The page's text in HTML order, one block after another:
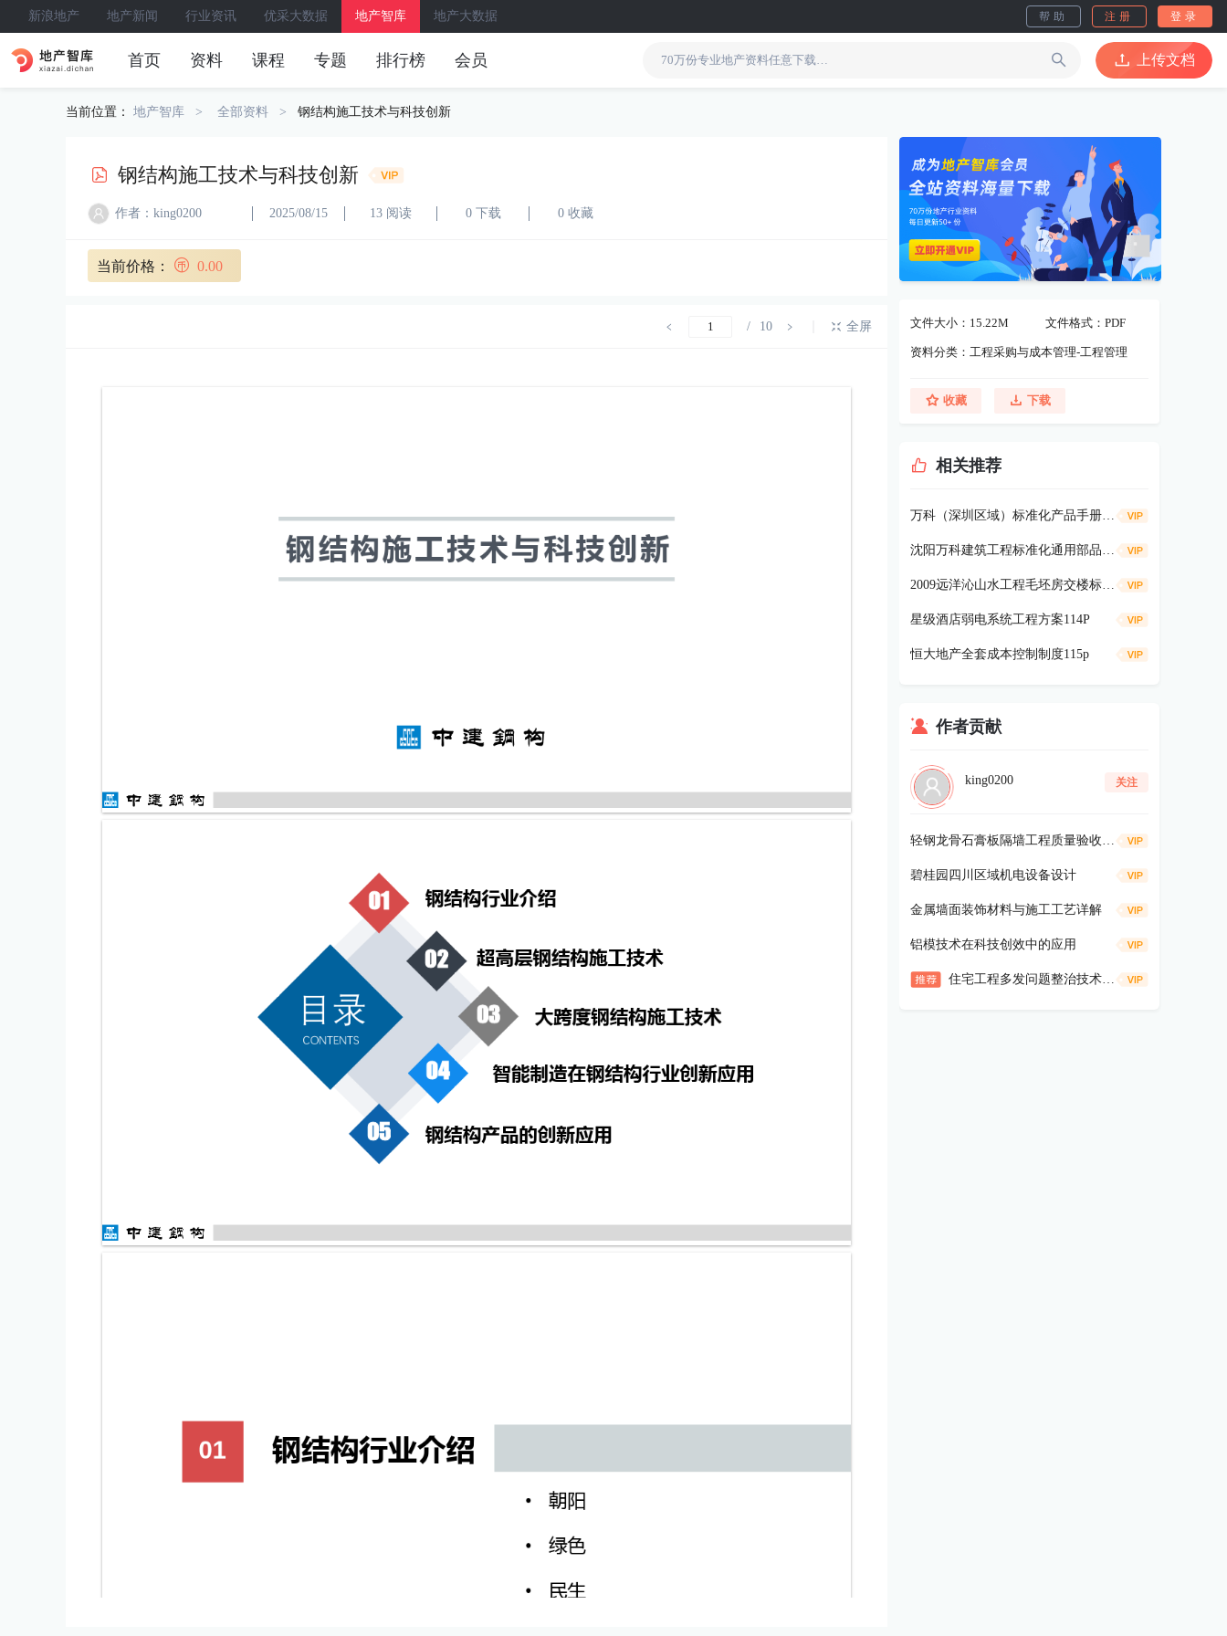
新浪地产 地产新闻 行业资讯 优采大数据 地产智库 地产大数据 帮助 注册 登录
首页 资料 课程 专题 排行榜 会员 上传文档
当前位置： 地产智库 全部资料 钢结构施工技术与科技创新
钢结构施工技术与科技创新
作者：king0200 2025/08/15 13 阅读 0 下载 0 收藏
当前价格： 0.00
/ 10 全屏 文件大小：15.22M 文件格式：PDF
资料分类：工程采购与成本管理-工程管理
收藏 下载
相关推荐
万科（深圳区域）标准化产品手册-景观篇127P
沈阳万科建筑工程标准化通用部品库（第一版）
2009远洋沁山水工程毛坯房交楼标准47p
星级酒店弱电系统工程方案114P
恒大地产全套成本控制制度115p
作者贡献
king0200 关注
轻钢龙骨石膏板隔墙工程质量验收口袋书
碧桂园四川区域机电设备设计
金属墙面装饰材料与施工工艺详解
铝模技术在科技创效中的应用
住宅工程多发问题整治技术手册